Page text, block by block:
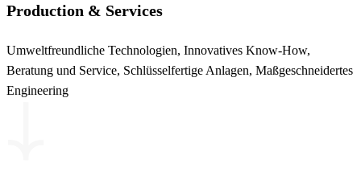
Production & Services
Umweltfreundliche Technologien, Innovatives Know-How,
Beratung und Service, Schlüsselfertige Anlagen, Maßgeschneidertes
Engineering